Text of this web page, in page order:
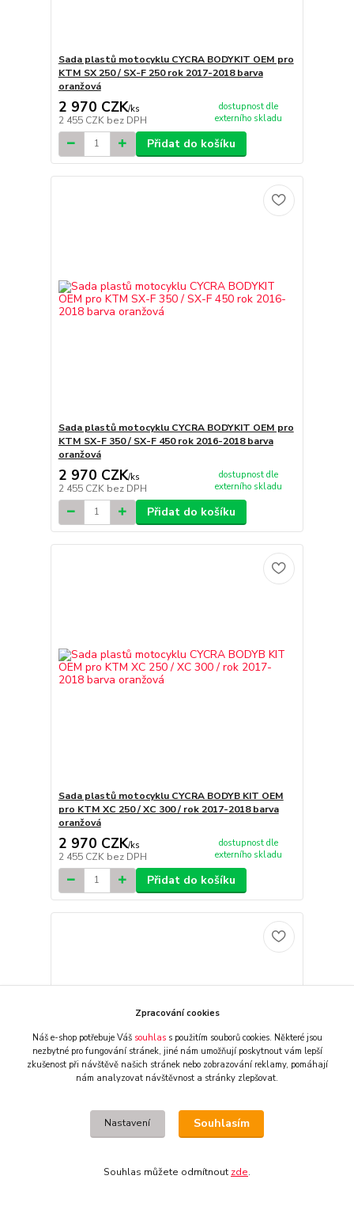
Sada plastů motocyklu CYCRA BODYKIT OEM pro
KTM SX 250 / SX-F 250 rok 2017-2018 barva
oranžová
2 970 CZK/ks
2 455 CZK bez DPH
dostupnost dle
externího skladu
Přidat do košíku
Sada plastů motocyklu CYCRA BODYKIT OEM pro
KTM SX-F 350 / SX-F 450 rok 2016-2018 barva
oranžová
2 970 CZK/ks
2 455 CZK bez DPH
dostupnost dle
externího skladu
Přidat do košíku
Sada plastů motocyklu CYCRA BODYB KIT OEM
pro KTM XC 250 / XC 300 / rok 2017-2018 barva
oranžová
2 970 CZK/ks
2 455 CZK bez DPH
dostupnost dle
externího skladu
Přidat do košíku
pro KTM XC-F 350 / XC-F 450 rok 2016-2018 barva
Zpracování cookies
Náš e-shop potřebuje Váš souhlass použitím souborů cookies. Některé jsou
nezbytné pro fungování stránek, jiné nám umožňují poskytnout vám lepší
zkušenost při návštěvě našich stránek nebo zobrazování reklamy, pomáhají
nám analyzovat návštěvnost a stránky zlepšovat.
Nastavení Souhlasím
Souhlas můžete odmítnout zde.